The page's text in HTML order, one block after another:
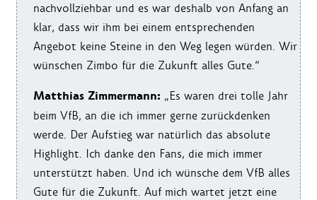
nachvollziehbar und es war deshalb von Anfang an
klar, dass wir ihm bei einem entsprechenden
Angebot keine Steine in den Weg legen würden. Wir
wünschen Zimbo für die Zukunft alles Gute.“
Matthias Zimmermann: „Es waren drei tolle Jahr
beim VfB, an die ich immer gerne zurückdenken
werde. Der Aufstieg war natürlich das absolute
Highlight. Ich danke den Fans, die mich immer
unterstützt haben. Und ich wünsche dem VfB alles
Gute für die Zukunft. Auf mich wartet jetzt eine